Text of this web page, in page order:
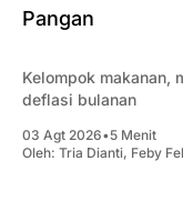
Pangan
Kelompok makanan,
deflasi bulanan
03 Agt 2026•5 Menit
Oleh: Tria Dianti, Feby